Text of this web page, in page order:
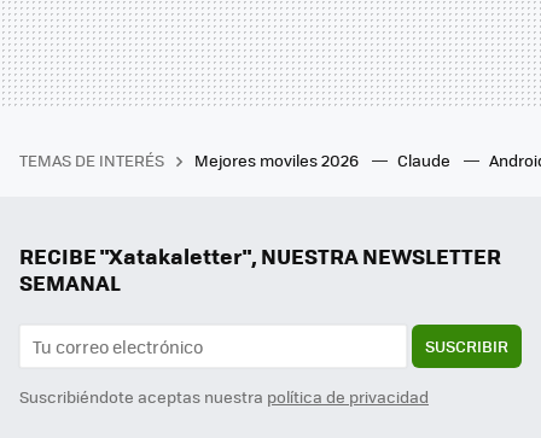
TEMAS DE INTERÉS Mejores moviles 2026 Claude
RECIBE "Xatakaletter", NUESTRA NEWSLETTER
SEMANAL
SUSCRIBIR
Suscribiéndote aceptas nuestra política de privacidad